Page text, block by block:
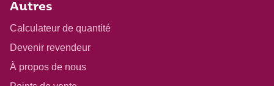
Autres
Calculateur de quantité
Devenir revendeur
À propos de nous